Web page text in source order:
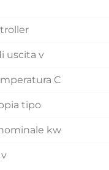
uscita v
C
tipo
kw